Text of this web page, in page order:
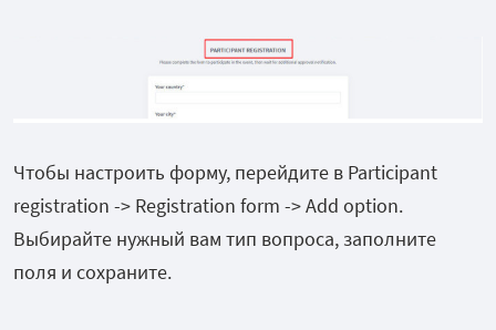
Чтобы настроить форму, перейдите в Participant
registration -> Registration form -> Add option.
Выбирайте нужный вам тип вопроса, заполните
поля и сохраните.